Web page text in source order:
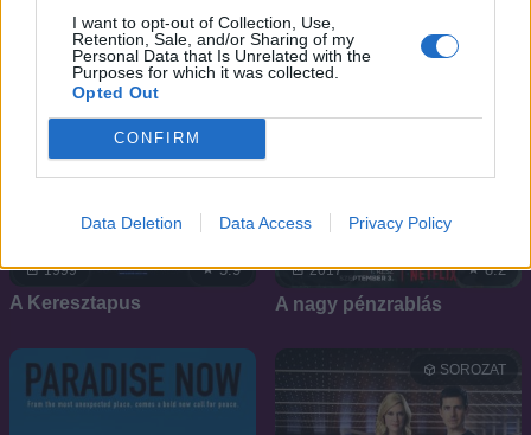
I want to opt-out of Collection, Use,
Retention, Sale, and/or Sharing of my
Personal Data that Is Unrelated with the
Purposes for which it was collected.
Opted Out
CONFIRM
Data Deletion Data Access Privacy Policy
1999 5.9
A Keresztapus
2017 8.2
A nagy pénzrablás
SOROZAT